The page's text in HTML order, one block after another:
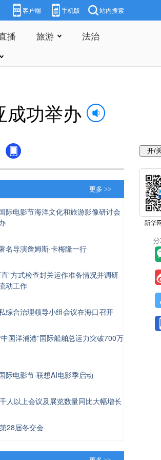
客户端 手机版 站内搜索
播 旅游
法治
成功举办
更多 >>
际电影节海洋文化和旅游影像研讨会
名导演詹姆斯·卡梅隆一行
”方式检查封关运作准备情况并调研
动工作
综合治理领导小组会议在海口召开
国洋浦港”国际船舶总运力突破700万
际电影节·联想AI电影季启动
人以上会议及展览数量同比大幅增长
28届冬交会